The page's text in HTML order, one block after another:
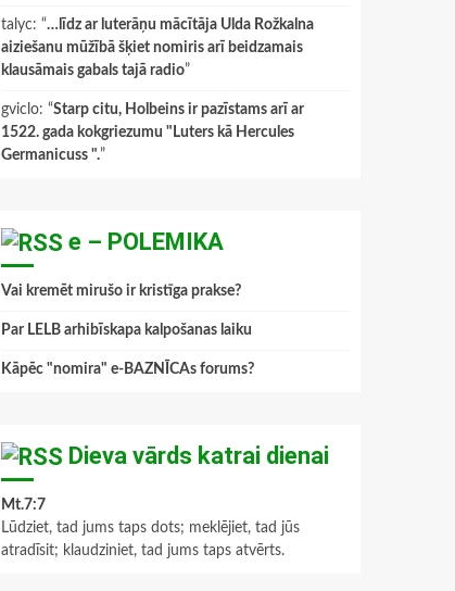
talyc: “…līdz ar luterāņu mācītāja Ulda Rožkalna
aiziešanu mūžībā šķiet nomiris arī beidzamais
klausāmais gabals tajā radio”
gviclo: “Starp citu, Holbeins ir pazīstams arī ar
1522. gada kokgriezumu "Luters kā Hercules
Germanicuss ".”
e – POLEMIKA
Vai kremēt mirušo ir kristīga prakse?
Par LELB arhibīskapa kalpošanas laiku
Kāpēc "nomira" e-BAZNĪCAs forums?
Dieva vārds katrai dienai
Mt.7:7
Lūdziet, tad jums taps dots; meklējiet, tad jūs
atradīsit; klaudziniet, tad jums taps atvērts.